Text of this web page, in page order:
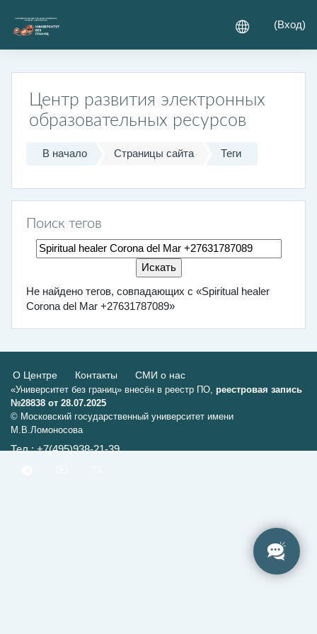
(Вход)
Центр развития электронных
образовательных ресурсов
В начало Страницы сайта Теги
Поиск тегов
Поиск тегов
Не найдено тегов, совпадающих с «Spiritual healer
Corona del Mar +27631787089»
О Центре Контакты СМИ о нас
«Университет без границ» внесён в реестр ПО, реестровая запись
№28838 от 28.07.2025
© Московский государственный университет имени
М.В.Ломоносова
Тел.: +7(495)938-21-39